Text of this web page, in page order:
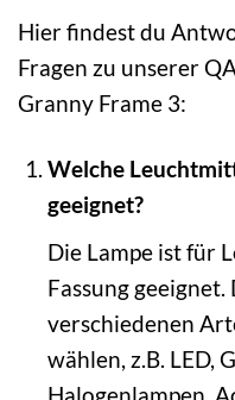
Hier findest du
Fragen zu unserer
Granny Frame 3:
Welche
geeignet?
Die Lampe ist für
Fassung
verschiedenen
wählen, z.B. LED,